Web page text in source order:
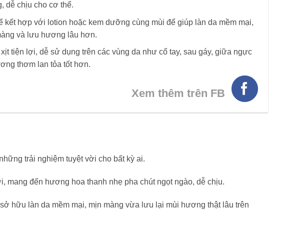
dễ chịu cho cơ thể.
kết hợp với lotion hoặc kem dưỡng cùng mùi để giúp làn da mềm mại,
và lưu hương lâu hơn.
xịt tiện lợi, dễ sử dụng trên các vùng da như cổ tay, sau gáy, giữa ngực
thơm lan tỏa tốt hơn.
Xem thêm trên FB
trải nghiệm tuyệt vời cho bất kỳ ai.
đến hương hoa thanh nhẹ pha chút ngọt ngào, dễ chịu.
hữu làn da mềm mại, mịn màng vừa lưu lại mùi hương thật lâu trên